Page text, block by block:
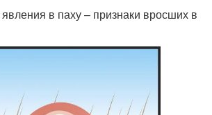
в паху – признаки вросших в